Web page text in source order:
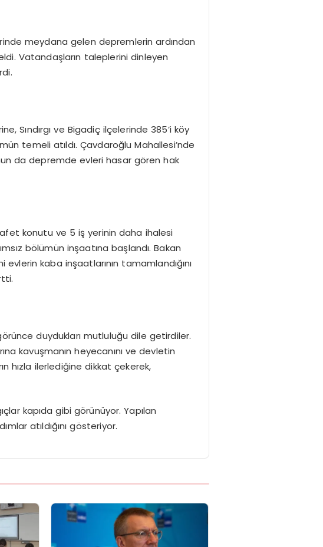
meydana gelen depremlerin ardından
Vatandaşların taleplerini dinleyen
Sındırgı ve Bigadiç ilçelerinde 385’i köy
temeli atıldı. Çavdaroğlu Mahallesi’nde
da depremde evleri hasar gören hak
afet konutu ve 5 iş yerinin daha ihalesi
bölümün inşaatına başlandı. Bakan
kaba inşaatlarının tamamlandığını
duydukları mutluluğu dile getirdiler.
kavuşmanın heyecanını ve devletin
hızla ilerlediğine dikkat çekerek,
kapıda gibi görünüyor. Yapılan
atıldığını gösteriyor.